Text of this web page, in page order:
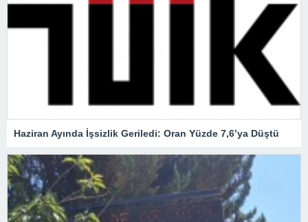
Haziran Ayında İşsizlik Geriledi: Oran Yüzde 7,6’ya Düştü